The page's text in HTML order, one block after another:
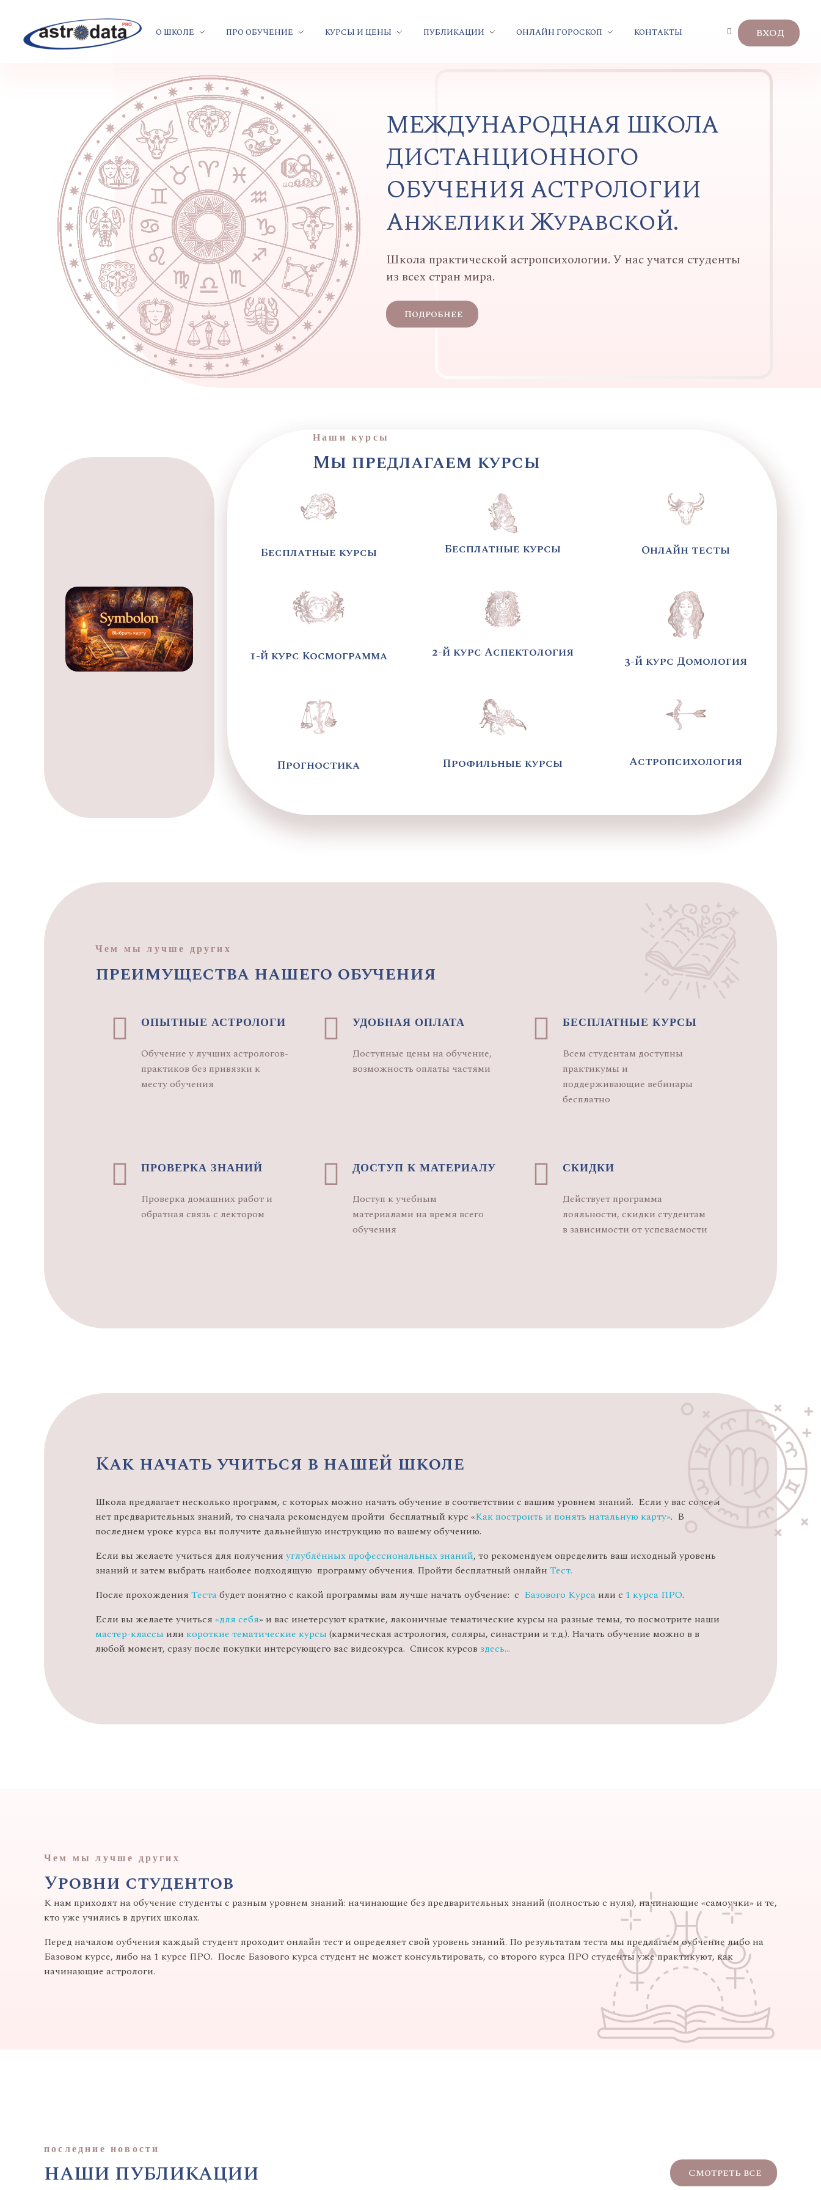
О ШКОЛЕ ПРО ОБУЧЕНИЕ КУРСЫ И ЦЕНЫ ПУБЛИКАЦИИ ОНЛАЙН ГОРОСКОП КОНТАКТЫ ВХОД
МЕЖДУНАРОДНАЯ ШКОЛА
ДИСТАНЦИОННОГО
ОБУЧЕНИЯ АСТРОЛОГИИ
Анжелики Журавской.
Школа практической астропсихологии. У нас учатся студенты
из всех стран мира.
Подробнее
Наши курсы
Мы предлагаем курсы
Бесплатные курсы Бесплатные курсы Онлайн тесты
1-й курс Космограмма 2-й курс Аспектология
3-й курс Домология
Прогностика Профильные курсы Астропсихология
Чем мы лучше других
преимущества нашего обучения
ОПЫТНЫЕ АСТРОЛОГИ
Обучение у лучших астрологов-
практиков без привязки к
месту обучения
УДОБНАЯ ОПЛАТА
Доступные цены на обучение,
возможность оплаты частями
БЕСПЛАТНЫЕ КУРСЫ
Всем студентам доступны
практикумы и
поддерживающие вебинары
бесплатно
ПРОВЕРКА ЗНАНИЙ
Проверка домашних работ и
обратная связь с лектором
ДОСТУП К МАТЕРИАЛУ
Доступ к учебным
материалами на время всего
обучения
СКИДКИ
Действует программа
лояльности, скидки студентам
в зависимости от успеваемости
Как начать учиться в нашей школе
Школа предлагает несколько программ, с которых можно начать обучение в соответствии с вашим уровнем знаний. Если у вас совсем
нет предварительных знаний, то сначала рекомендуем пройти бесплатный курс «Как построить и понять натальную карту». В
последнем уроке курса вы получите дальнейшую инструкцию по вашему обучению.
Если вы желаете учиться для получения углублённых профессиональных знаний, то рекомендуем определить ваш исходный уровень
знаний и затем выбрать наиболее подходящую программу обучения. Пройти бесплатный онлайн Тест.
После прохождения Тестабудет понятно с какой программы вам лучше начать оубчение: с Базового Курса или с 1 курса ПРО.
Если вы желаете учиться «для себя» и вас инетерсуют краткие, лаконичные тематические курсы на разные темы, то посмотрите наши
мастер-классы или короткие тематические курсы (кармическая астрология, соляры, синастрии и т.д.). Начать обучение можно в в
любой момент, сразу после покупки интерсующего вас видеокурса. Список курсов здесь…
Чем мы лучше других
Уровни студентов
К нам приходят на обучение студенты с разным уровнем знаний: начинающие без предварительных знаний (полностью с нуля), начинающие «самоучки» и те,
кто уже учились в других школах.
Перед началом оубчения каждый студент проходит онлайн тест и определяет свой уровень знаний. По результатам теста мы предлагаем оубчение либо на
Базовом курсе, либо на 1 курсе ПРО. После Базового курса студент не может консультировать, со второго курса ПРО студенты уже практикуют, как
начинающие астрологи.
последние новости
НАШИ ПУБЛИКАЦИИ Смотреть все